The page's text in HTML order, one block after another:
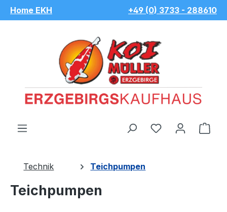
Zum Hauptinhalt springen
Home EKH +49 (0) 3733 - 288610
Du hast 0
Technik Teichpumpen
Teichpumpen